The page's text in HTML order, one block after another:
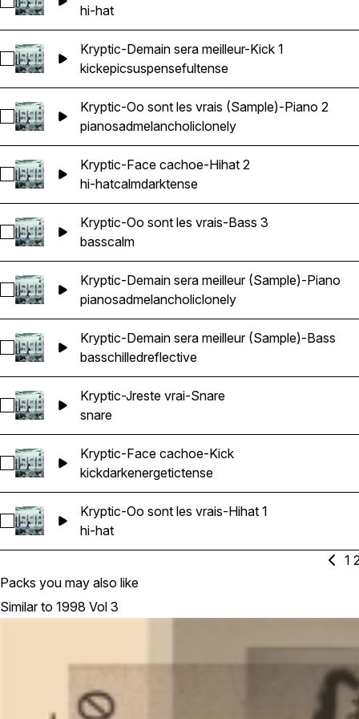
hi-hat
Select Kryptic-Demain sera meilleur-Kick 1
Kryptic-Demain sera meilleur-Kick 1
kickepicsuspensefultense
Select Kryptic-Oo sont les vrais (Sample)-Piano 2
Kryptic-Oo sont les vrais (Sample)-Piano 2
pianosadmelancholiclonely
Select Kryptic-Face cachoe-Hihat 2
Kryptic-Face cachoe-Hihat 2
hi-hatcalmdarktense
Select Kryptic-Oo sont les vrais-Bass 3
Kryptic-Oo sont les vrais-Bass 3
basscalm
Select Kryptic-Demain sera meilleur (Sample)-Piano
Kryptic-Demain sera meilleur (Sample)-Piano
pianosadmelancholiclonely
Select Kryptic-Demain sera meilleur (Sample)-Bass
Kryptic-Demain sera meilleur (Sample)-Bass
basschilledreflective
Select Kryptic-Jreste vrai-Snare
Kryptic-Jreste vrai-Snare
snare
Select Kryptic-Face cachoe-Kick
Kryptic-Face cachoe-Kick
kickdarkenergetictense
Select Kryptic-Oo sont les vrais-Hihat 1
Kryptic-Oo sont les vrais-Hihat 1
hi-hat
1
Packs you may also like
Similar to 1998 Vol 3